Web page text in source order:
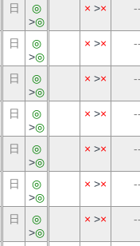
日
◎
>◎
× >×
日
◎
>◎
× >×
日
◎
>◎
× >×
日
◎
>◎
× >×
日
◎
>◎
× >×
日
◎
>◎
× >×
日
◎
>◎
× >×